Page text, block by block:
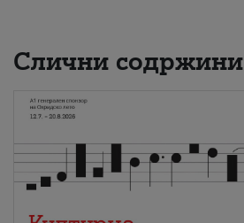
Слични содржини